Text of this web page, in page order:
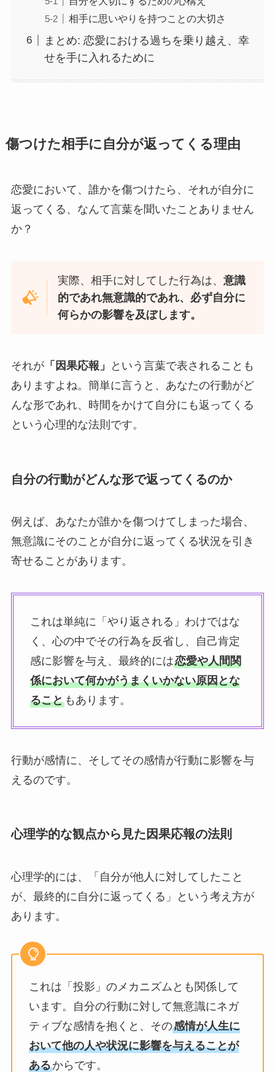
相手に思いやりを持つことの大切さ
まとめ: 恋愛における過ちを乗り越え、幸
せを手に入れるために
傷つけた相手に自分が返ってくる理由
恋愛において、誰かを傷つけたら、それが自分に
返ってくる、なんて言葉を聞いたことありません
か？
実際、相手に対してした行為は、意識
的であれ無意識的であれ、必ず自分に
何らかの影響を及ぼします。
それが「因果応報」
という言葉で表されることも
ありますよね。簡単に言うと、あなたの行動がど
んな形であれ、時間をかけて自分にも返ってくる
という心理的な法則です。
自分の行動がどんな形で返ってくるのか
例えば、あなたが誰かを傷つけてしまった場合、
無意識にそのことが自分に返ってくる状況を引き
寄せることがあります。
これは単純に「やり返される」わけではな
く、心の中でその行為を反省し、自己肯定
感に影響を与え、最終的には恋愛や人間関
係において何かがうまくいかない原因とな
ることもあります。
行動が感情に、そしてその感情が行動に影響を与
えるのです。
心理学的な観点から見た因果応報の法則
心理学的には、「自分が他人に対してしたこと
が、最終的に自分に返ってくる」という考え方が
あります。
これは「投影」のメカニズムとも関係して
います。自分の行動に対して無意識にネガ
ティブな感情を抱くと、その感情が人生に
おいて他の人や状況に影響を与えることが
あるからです。